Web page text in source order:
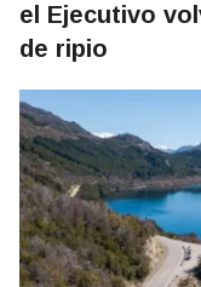
el Ejecutivo
de ripio